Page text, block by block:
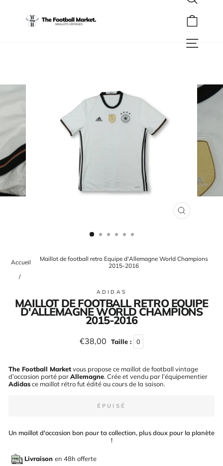
Rechercher
Navigation
FERMER
Accueil
/
Maillot de football retro Equipe d'Allemagne World Champions
2015-2016
ADIDAS
MAILLOT DE FOOTBALL RETRO EQUIPE
D'ALLEMAGNE WORLD CHAMPIONS
2015-2016
Prix
régulier
€38,00 Taille : 0
The Football Marketvous propose ce maillot de football vintage
d’occasion porté parAllemagne. Crée et vendu par l’équipementier
Adidasce maillot rétro fut édité au cours de la saison.
ÉPUISÉ
Un maillot d'occasion bon pour ta collection, plus doux pour la planète
!
Livraison en 48h offerte